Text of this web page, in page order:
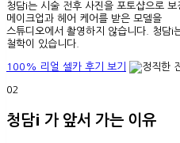
청담i는 시술 전후 사진을 포토샵으로
메이크업과 헤어 케어를 받은 모델을
스튜디오에서 촬영하지 않습니다. 청담i
철학이 있습니다.
100% 리얼 셀카 후기 보기
02
청담i 가 앞서 가는 이유